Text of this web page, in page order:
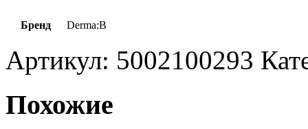
Бренд Derma:B
Артикул: 5002100293
Похожие